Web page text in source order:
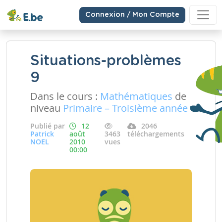
Connexion / Mon Compte
Situations-problèmes
9
Dans le cours : Mathématiques de
niveau Primaire – Troisième année
Publié par
Patrick
NOEL
12
août
2010
00:00
3463
vues
2046
téléchargements